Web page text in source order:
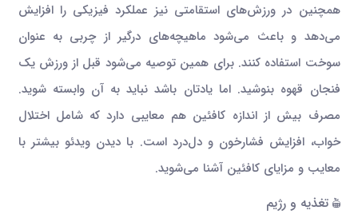
همچنین در ورزش‌های استقامتی نیز عملکرد فیزیکی را افزایش
می‌دهد و باعث می‌شود ماهیچه‌های درگیر از چربی به عنوان
سوخت استفاده کنند. برای همین توصیه می‌شود قبل از ورزش یک
فنجان قهوه بنوشید. اما یادتان باشد نباید به آن وابسته شوید.
مصرف بیش از اندازه کافئین هم معایبی دارد که شامل اختلال
خواب، افزایش فشارخون و دل‌درد است. با دیدن ویدئو بیشتر با
معایب و مزایای کافئین آشنا می‌شوید.
تغذیه و رژیم